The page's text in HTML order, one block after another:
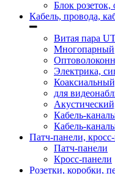
Блок розеток,
Кабель, провода,
Витая пара
Многопарный
Электрика,
для
Кабель-
Кабель-
Патч-панели,
Патч-панели
Кросс-панели
Розетки, коробки,